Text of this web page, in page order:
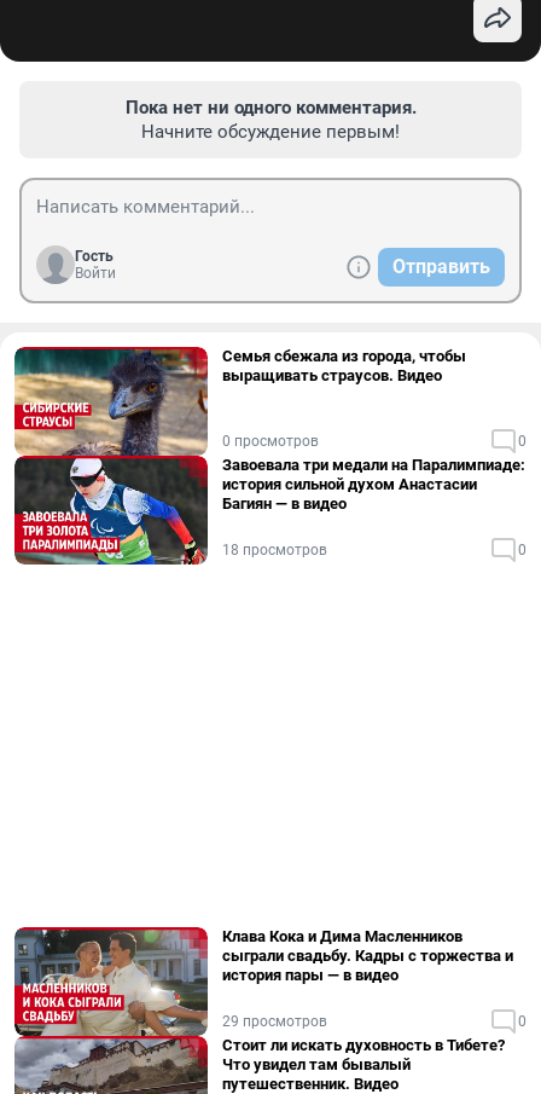
Пока нет ни одного комментария.
Начните обсуждение первым!
Гость
Войти
Отправить
Семья сбежала из города, чтобы
выращивать страусов. Видео
0 просмотров 0
Завоевала три медали на Паралимпиаде:
история сильной духом Анастасии
Багиян — в видео
18 просмотров 0
Клава Кока и Дима Масленников
сыграли свадьбу. Кадры с торжества и
история пары — в видео
29 просмотров 0
Стоит ли искать духовность в Тибете?
Что увидел там бывалый
путешественник. Видео